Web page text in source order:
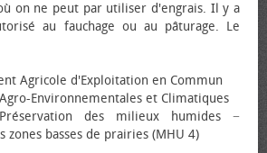
on ne peut par utiliser d'engrais. Il y a
au fauchage ou au pâturage. Le
Agricole d'Exploitation en Commun
Environnementales et Climatiques
des milieux humides −
zones basses de prairies (MHU 4)